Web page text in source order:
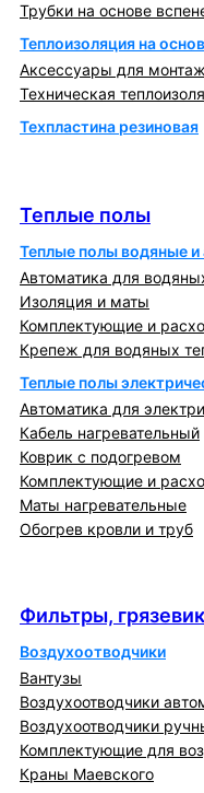
Трубки на основе
Теплоизоляция на
Аксессуары для
Техническая
Техпластина резиновая
Теплые полы
Теплые полы водяные и
Автоматика для
Изоляция и маты
Комплектующие и
Крепеж для водяных
Теплые полы
Автоматика для
Кабель нагревательный
Коврик с подогревом
Комплектующие и
Маты нагревательные
Обогрев кровли и труб
Фильтры,
Воздухоотводчики
Вантузы
Воздухоотводчики
Воздухоотводчики
Комплектующие для
Краны Маевского